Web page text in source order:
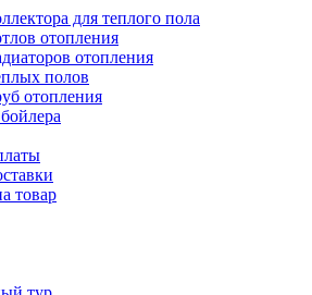
для теплого пола
отопления
отопления
полов
отопления
товар